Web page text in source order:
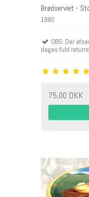
Brødserviet -
1980
OBS: Der
dages fuld
75,00 DKK